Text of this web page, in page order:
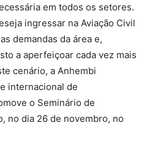
em todos os setores.
ingressar na Aviação Civil
demandas da área e,
a aperfeiçoar cada vez mais
cenário, a Anhembi
internacional de
o Seminário de
no dia 26 de novembro, no